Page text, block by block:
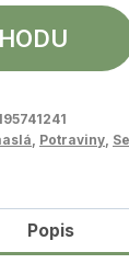
Potraviny
Popis